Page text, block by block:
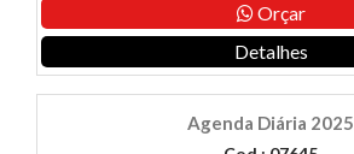
Orçar
Detalhes
Agenda Diária 2025